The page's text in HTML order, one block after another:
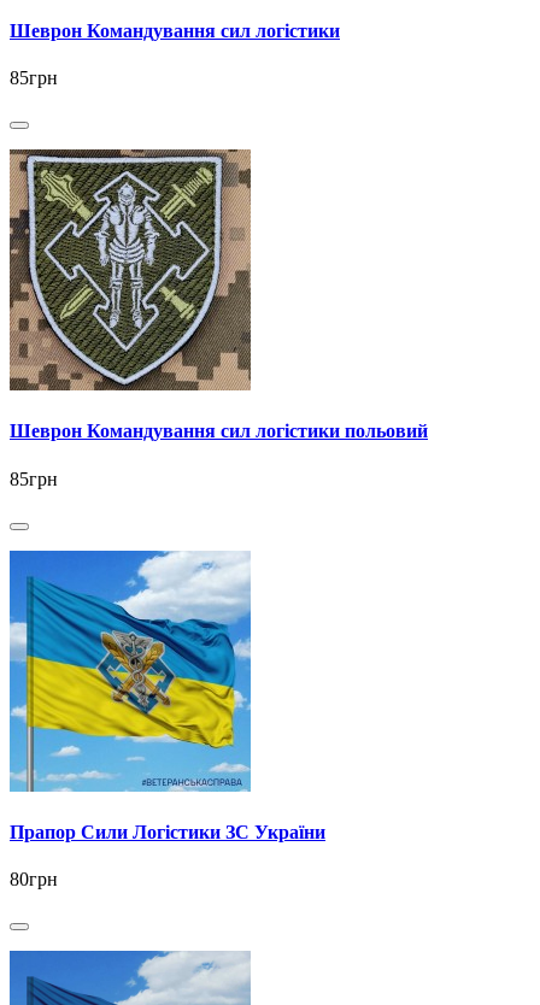
Шеврон Командування сил логістики
85грн
Шеврон Командування сил логістики польовий
85грн
Прапор Сили Логістики ЗС України
80грн